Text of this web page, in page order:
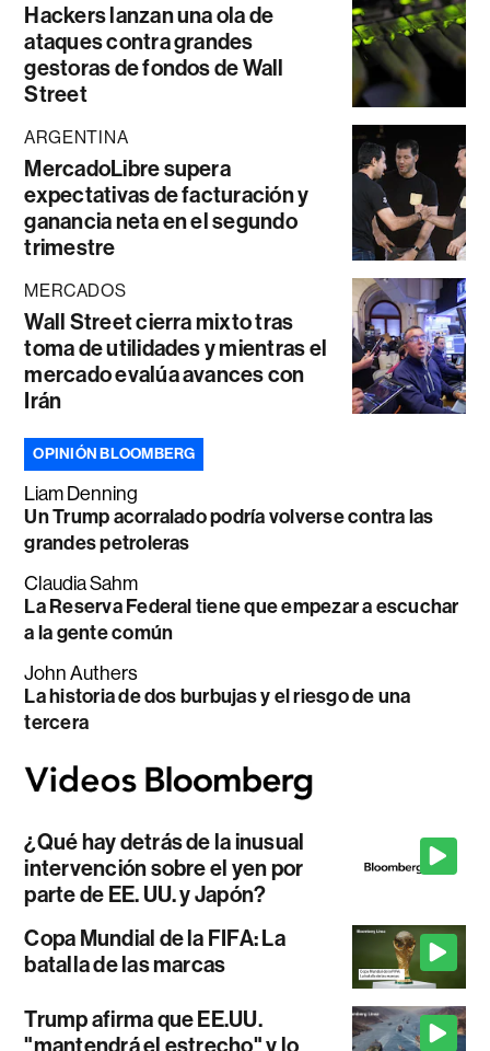
Hackers lanzan una ola de
ataques contra grandes
gestoras de fondos de Wall
Street
ARGENTINA
MercadoLibre supera
expectativas de facturación y
ganancia neta en el segundo
trimestre
MERCADOS
Wall Street cierra mixto tras
toma de utilidades y mientras el
mercado evalúa avances con
Irán
OPINIÓN BLOOMBERG
Liam Denning
Un Trump acorralado podría volverse contra las
grandes petroleras
Claudia Sahm
La Reserva Federal tiene que empezar a escuchar
a la gente común
John Authers
La historia de dos burbujas y el riesgo de una
tercera
¿Qué hay detrás de la inusual
intervención sobre el yen por
parte de EE. UU. y Japón?
Copa Mundial de la FIFA: La
batalla de las marcas
Trump afirma que EE.UU.